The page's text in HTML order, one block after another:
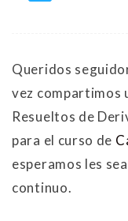
Queridos
vez compartimos
Resueltos de
para el curso de
esperamos les
continuo.